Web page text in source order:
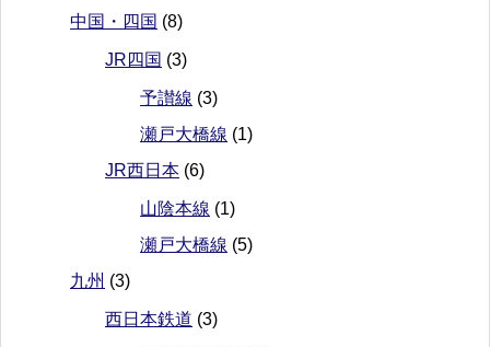
中国・四国 (8)
JR四国 (3)
予讃線 (3)
瀬戸大橋線 (1)
JR西日本 (6)
山陰本線 (1)
瀬戸大橋線 (5)
九州 (3)
西日本鉄道 (3)